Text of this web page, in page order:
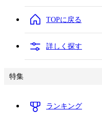
TOPに戻る
詳しく探す
特集
ランキング